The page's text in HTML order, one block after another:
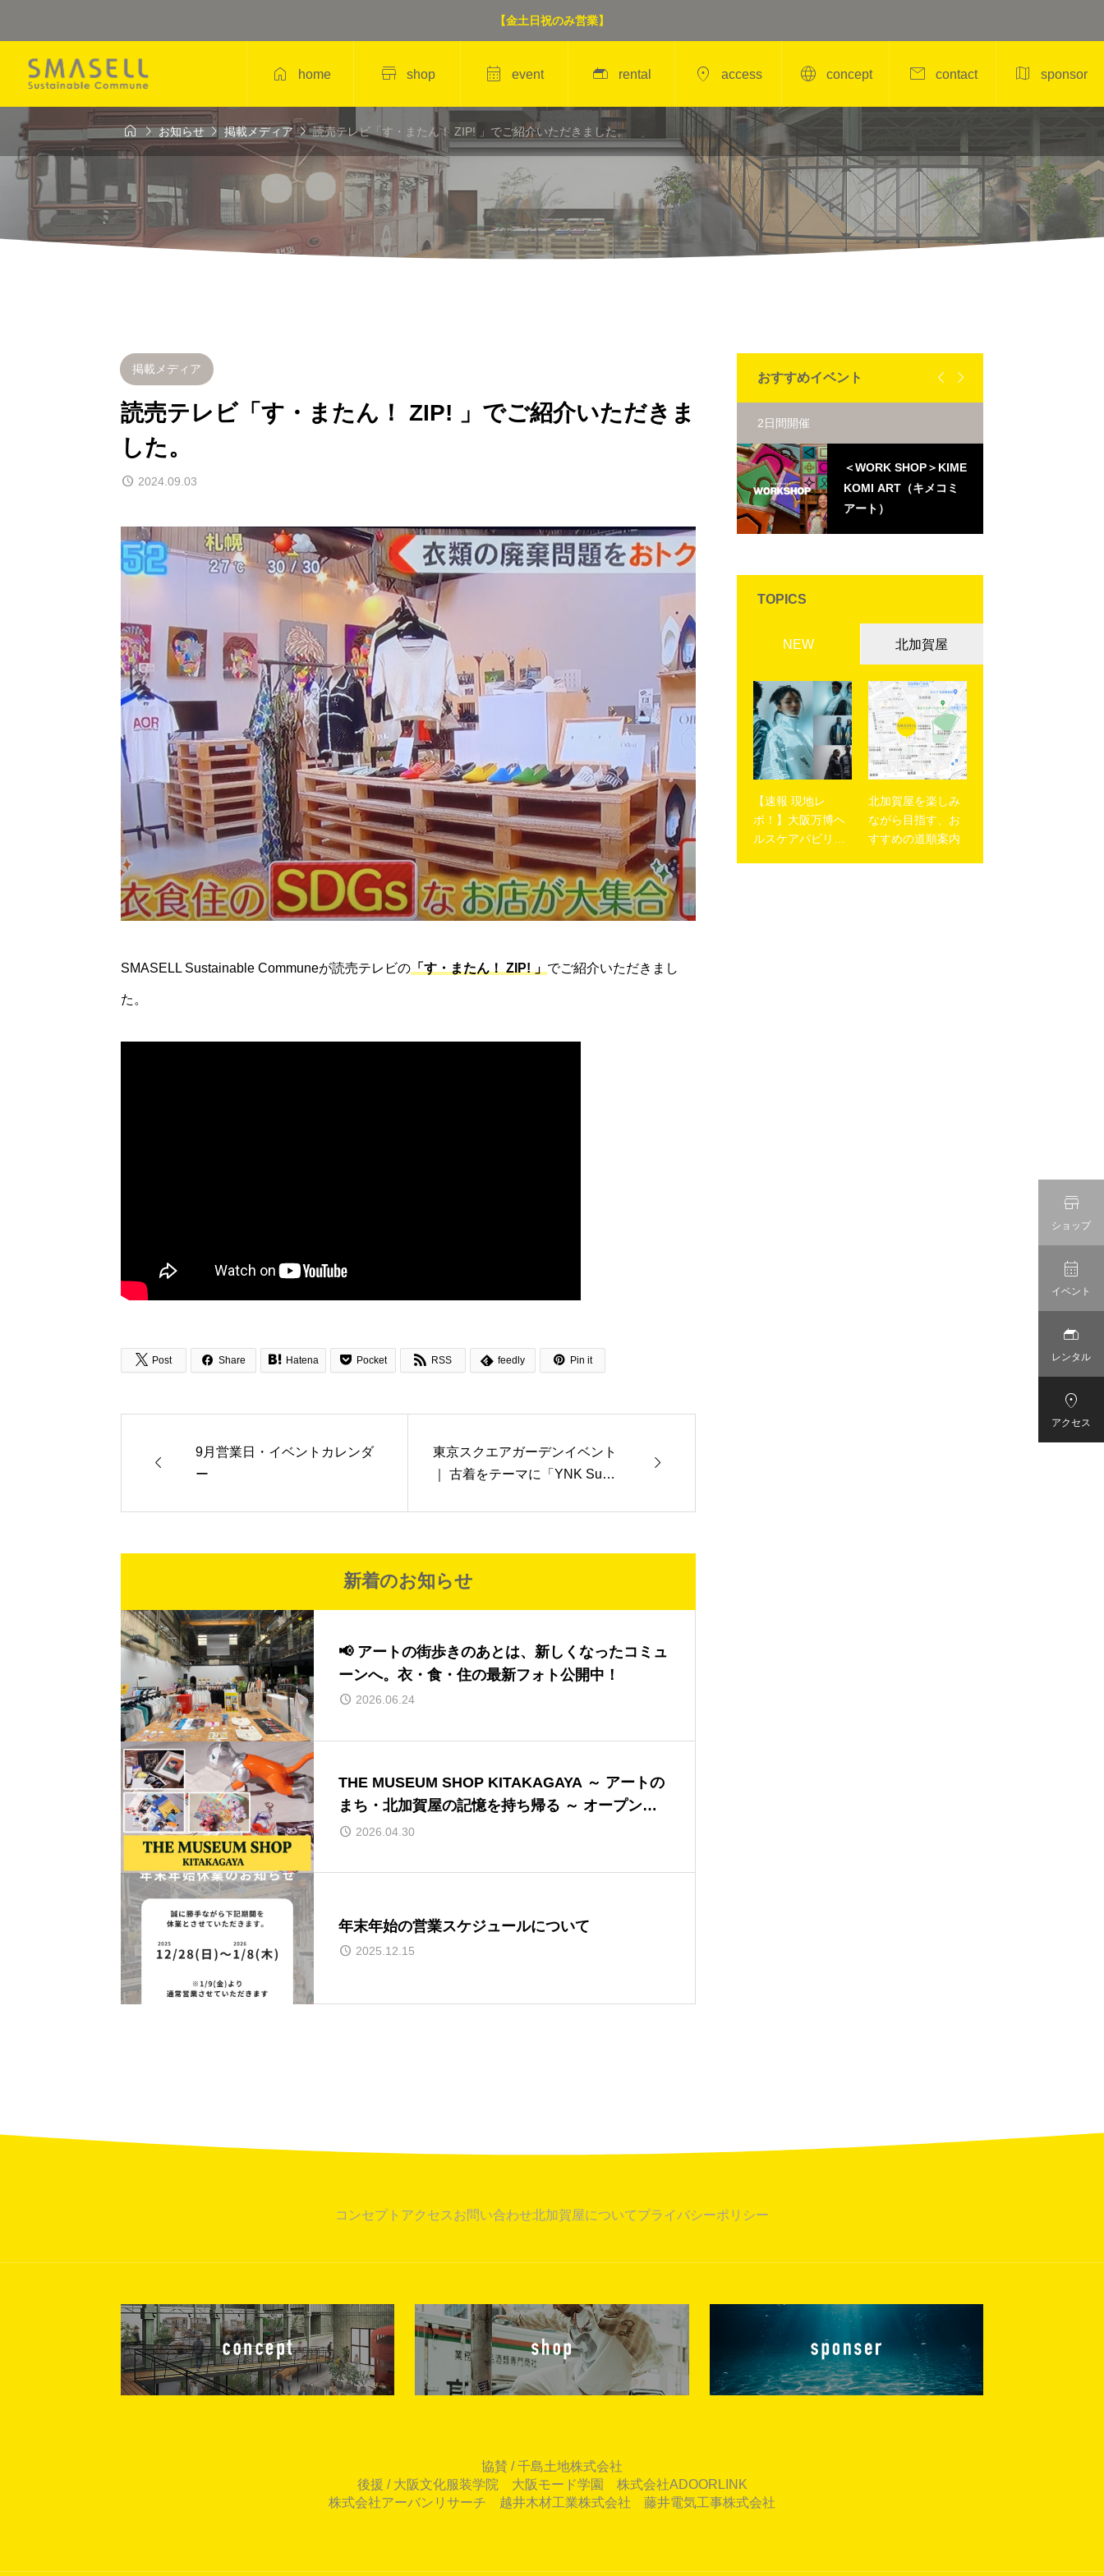
【金土日祝のみ営業】
 home  shop  event  rental  access  concept  contact  sponsor
8月9日
OPEN!! SMA
Co
9月末まで
Monthly FLEA MARK
ET（フリマスペース）
開催！
定期開催
FASHION FISHING
（古着の釣り堀）開
催！
＜POPUP＞YOGA / Ri
e
 
お知らせ掲載メディア読売テレビ「す・またん！ ZIP! 」でご紹介いただきました。
掲載メディア
読売テレビ「す・またん！ ZIP! 」でご紹介いただきま
した。
2024.09.03
SMASELL Sustainable Communeが読売テレビの 「す・またん！ ZIP! 」 でご紹介いただきまし
た。
 Post  Share  Hatena  Pocket  RSS  feedly  Pin it

9月営業日・イベントカレンダ
ー
東京スクエアガーデンイベント
｜ 古着をテーマに「YNK Susta

新着のお知らせ
📢 アートの街歩きのあとは、新しくなったコミュ
ーンへ。衣・食・住の最新フォト公開中！
2026.06.24
THE MUSEUM SHOP KITAKAGAYA ～ アートの
まち・北加賀屋の記憶を持ち帰る ～ オープンの
お知らせ
2026.04.30
年末年始の営業スケジュールについて
2025.12.15
おすすめイベント  
KOMI ART（キメコミ
2024年7月19日 2日間開催 2日間開催
＜WORK SHOP＞KIME
KOMI ART（キメコミ
アート）
TOPICS
NEW 北加賀屋
【速報 現地レ
ポ！】大阪万博ヘ
ルスケアパビリオ
北加賀屋を楽しみ
ながら目指す、お
すすめの道順案内
コンセプト アクセス お問い合わせ北加賀屋についてプライバシーポリシー
協賛 / 千島土地株式会社
後援 / 大阪文化服装学院 大阪モード学園 株式会社ADOORLINK
株式会社アーバンリサーチ 越井木材工業株式会社 藤井電気工事株式会社

ショップ

イベント

レンタル

アクセス